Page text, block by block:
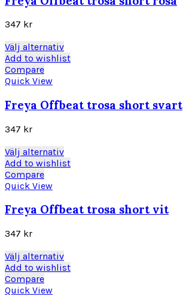
De
kan
väljas
på
347 kr
Välj alternativDen
här
varianter.
kan
väljas
på
Add to wishlist
Compare
Quick View
Freya Offbeat trosa short svart
347 kr
Välj alternativDen
här
varianter.
kan
väljas
på
Add to wishlist
Compare
Quick View
Freya Offbeat trosa short vit
347 kr
Välj alternativDen
här
Add to wishlist
Compare
Quick View